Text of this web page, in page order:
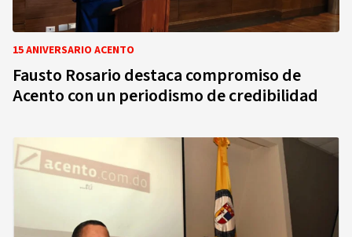
15 ANIVERSARIO ACENTO
Fausto Rosario destaca compromiso de
Acento con un periodismo de credibilidad